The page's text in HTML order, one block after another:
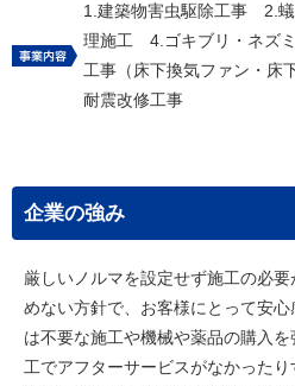
1.建築物害虫駆除工事 2.
理施工 4.ゴキブリ・ネズ
工事（床下換気ファン・
耐震改修工事
企業の強み
厳しいノルマを設定せず施工の必
めない方針で、お客様にとって安
は不要な施工や機械や薬品の購入
工でアフターサービスがなかった